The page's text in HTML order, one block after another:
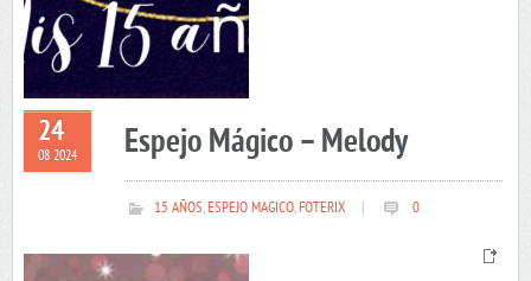
24
08 2024 Espejo Mágico – Melody
15 AÑOS,ESPEJO MAGICO,FOTERIX 0